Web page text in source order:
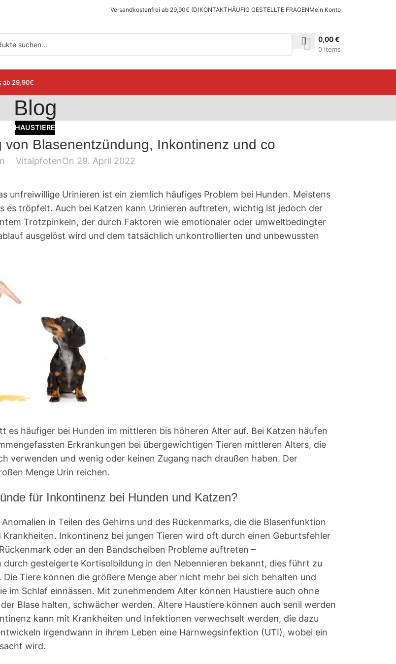
Versandkostenfrei ab 29,90€ (D)KONTAKTHÄUFIG GESTELLTE FRAGENMein Konto
0 items
0,00€
ab 29,90€
Blog
HAUSTIERE
Blasenentzündung, Inkontinenz und co
VitalpfotenOn 29. April 2022
unfreiwillige Urinieren ist ein ziemlich häufiges Problem bei Hunden. Meistens
es tröpfelt. Auch bei Katzen kann Urinieren auftreten, wichtig ist jedoch der
Trotzpinkeln, der durch Faktoren wie emotionaler oder umweltbedingter
ausgelöst wird und dem tatsächlich unkontrollierten und unbewussten
häufiger bei Hunden im mittleren bis höheren Alter auf. Bei Katzen häufen
Erkrankungen bei übergewichtigen Tieren mittleren Alters, die
verwenden und wenig oder keinen Zugang nach draußen haben. Der
Menge Urin reichen.
für Inkontinenz bei Hunden und Katzen?
in Teilen des Gehirns und des Rückenmarks, die die Blasenfunktion
Inkontinenz bei jungen Tieren wird oft durch einen Geburtsfehler
oder an den Bandscheiben Probleme auftreten –
gesteigerte Kortisolbildung in den Nebennieren bekannt, dies führt zu
Tiere können die größere Menge aber nicht mehr bei sich behalten und
im Schlaf einnässen. Mit zunehmendem Alter können Haustiere auch ohne
Blase halten, schwächer werden. Ältere Haustiere können auch senil werden
kann mit Krankheiten und Infektionen verwechselt werden, die dazu
irgendwann in ihrem Leben eine Harnwegsinfektion (UTI), wobei ein
wird.